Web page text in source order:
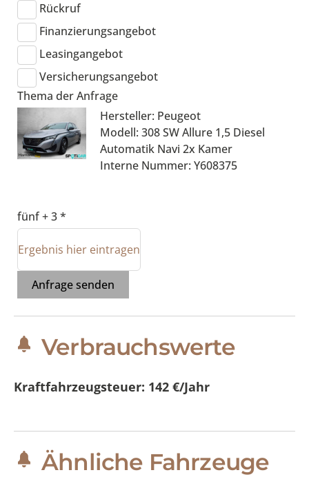
Rückruf
Finanzierungsangebot
Leasingangebot
Versicherungsangebot
Thema der Anfrage
Hersteller: Peugeot
Modell: 308 SW Allure 1,5 Diesel
Automatik Navi 2x Kamer
Interne Nummer: Y608375
fünf + 3 *
Anfrage senden
Verbrauchswerte
Kraftfahrzeugsteuer: 142 €/Jahr
Ähnliche Fahrzeuge